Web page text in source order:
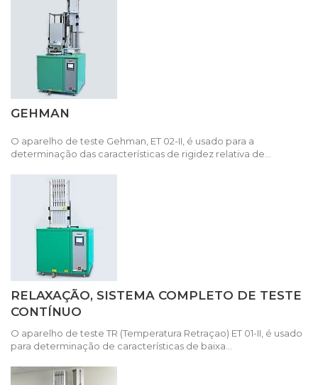
GEHMAN
O aparelho de teste Gehman, ET 02-II, é usado para a
determinação das características de rigidez relativa de...
RELAXAÇÃO, SISTEMA COMPLETO DE TESTE
CONTÍNUO
O aparelho de teste TR (Temperatura Retraçao) ET 01-II, é usado
para determinação de características de baixa...